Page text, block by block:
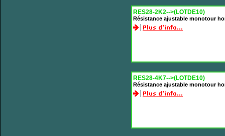
RES28-2K2-->(LOTDE10)
Résistance ajustable monotour
RES28-4K7-->(LOTDE10)
Résistance ajustable monotour